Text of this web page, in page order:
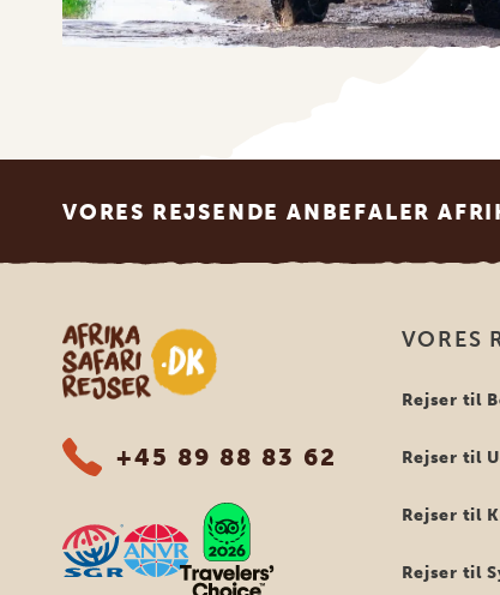
VORES REJSENDE ANBEFALER
Safari-rejser i Afrika
+45 89 88 83 62
VORES
Rejser til
Rejser til
Rejser til
Rejser til